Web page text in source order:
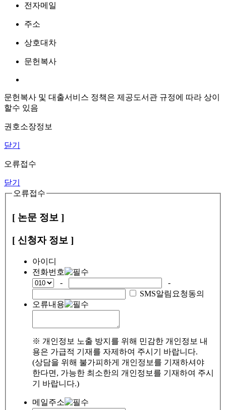
전자메일
주소
상호대차
문헌복사
문헌복사 및 대출서비스 정책은 제공도서관 규정에 따라 상이
할수 있음
권호소장정보
닫기
오류접수
닫기
오류접수
[ 논문 정보 ]
[ 신청자 정보 ]
아이디
전화번호
-
-
SMS알림요청동의
오류내용
※ 개인정보 노출 방지를 위해 민감한 개인정보 내
용은 가급적 기재를 자제하여 주시기 바랍니다.
(상담을 위해 불가피하게 개인정보를 기재하셔야
한다면, 가능한 최소한의 개인정보를 기재하여 주시
기 바랍니다.)
메일주소